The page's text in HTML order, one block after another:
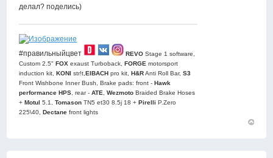
делал? поделись)
#правильныйцвет REVO Stage 1 software,
Custom 2.5"FOX exaust Turboback,FORGE motorsport
induction kit,KONI str!t,EIBACH pro kit,H&RAnti Roll Bar,S3
Front Wishbone Inner Bush, Brake pads: front -Hawk
performance HPS , rear -АТЕ ,Wezmoto Braided Brake Hoses
+Motul 5.1,Tomason TN5 et30 8.5j 18 +Pirelli P.Zero
225\40,Dectane front lights